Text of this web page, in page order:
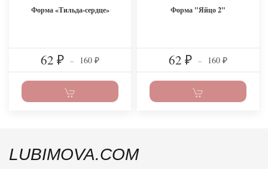
Форма «Тильда-сердце»
62 ₽ – 160 ₽
Форма "Яйцо 2"
62 ₽ – 160 ₽
LUBIMOVA.COM